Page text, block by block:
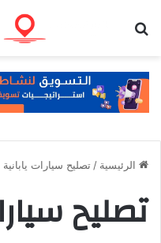
الرئيسية / تصليح سيارات يابانية
تصليح